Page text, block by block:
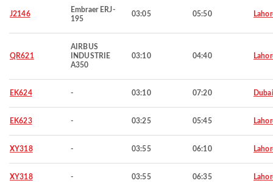
J2146
Embraer ERJ-
195
03:05 05:50
QR621
AIRBUS
INDUSTRIE
A350
03:10 04:40
EK624 - 03:10 07:20 Dubai
EK623 - 03:25 05:45
XY318 - 03:55 06:10
XY318 - 03:55 06:35